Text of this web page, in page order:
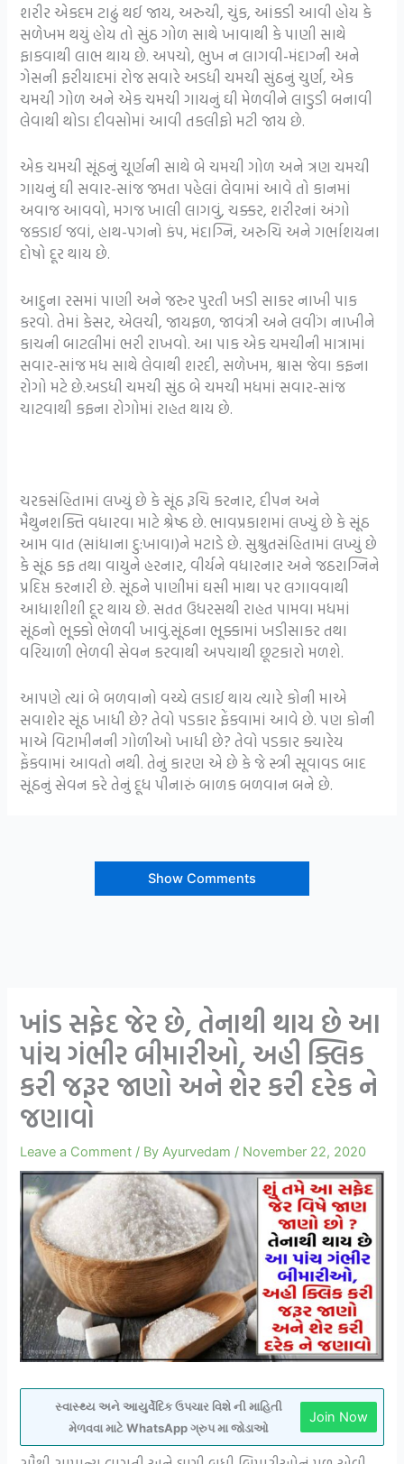
શરીર એકદમ ટાઢું થઈ જાય, અરુચી, ચુંક, આંકડી આવી હોય કે
સળેખમ થયું હોય તો સુંઠ ગોળ સાથે ખાવાથી કે પાણી સાથે
ફાકવાથી લાભ થાય છે. અપચો, ભુખ ન લાગવી-મંદાગ્ની અને
ગેસની ફરીયાદમાં રોજ સવારે અડધી ચમચી સુંઠનું ચુર્ણ, એક
ચમચી ગોળ અને એક ચમચી ગાયનું ઘી મેળવીને લાડુડી બનાવી
લેવાથી થોડા દીવસોમાં આવી તકલીફો મટી જાય છે.
એક ચમચી સૂંઠનું ચૂર્ણની સાથે બે ચમચી ગોળ અને ત્રણ ચમચી
ગાયનું ઘી સવાર-સાંજ જમતા પહેલાં લેવામાં આવે તો કાનમાં
અવાજ આવવો, મગજ ખાલી લાગવું, ચક્કર, શરીરનાં અંગો
જકડાઈ જવાં, હાથ-પગનો કંપ, મંદાગ્નિ, અરુચિ અને ગર્ભાશયના
દોષો દૂર થાય છે.
આદુના રસમાં પાણી અને જરુર પુરતી ખડી સાકર નાખી પાક
કરવો. તેમાં કેસર, એલચી, જાયફળ, જાવંત્રી અને લવીંગ નાખીને
કાચની બાટલીમાં ભરી રાખવો. આ પાક એક ચમચીની માત્રામાં
સવાર-સાંજ મધ સાથે લેવાથી શરદી, સળેખમ, શ્વાસ જેવા કફના
રોગો મટે છે.અડધી ચમચી સુંઠ બે ચમચી મધમાં સવાર-સાંજ
ચાટવાથી કફના રોગોમાં રાહત થાય છે.
ચરકસંહિતામાં લખ્યું છે કે સૂંઠ રૂચિ કરનાર, દીપન અને
મૈથુનશક્તિ વધારવા માટે શ્રેષ્ઠ છે. ભાવપ્રકાશમાં લખ્યું છે કે સૂંઠ
આમ વાત (સાંધાના દુ:ખાવા)ને મટાડે છે. સુશ્રુતસંહિતામાં લખ્યું છે
કે સૂંઠ કફ તથા વાયુને હરનાર, વીર્યને વધારનાર અને જઠરાગ્નિને
પ્રદિપ્ત કરનારી છે. સૂંઠને પાણીમાં ઘસી માથા પર લગાવવાથી
આધાશીશી દૂર થાય છે. સતત ઉધરસથી રાહત પામવા મધમાં
સૂંઠનો ભૂક્કો ભેળવી ખાવું.સૂંઠના ભૂક્કામાં ખડીસાકર તથા
વરિયાળી ભેળવી સેવન કરવાથી અપચાથી છૂટકારો મળશે.
આપણે ત્યાં બે બળવાનો વચ્ચે લડાઈ થાય ત્યારે કોની માએ
સવાશેર સૂંઠ ખાધી છે? તેવો પડકાર ફેંકવામાં આવે છે. પણ કોની
માએ વિટામીનની ગોળીઓ ખાધી છે? તેવો પડકાર ક્યારેય
ફેંકવામાં આવતો નથી. તેનું કારણ એ છે કે જે સ્ત્રી સૂવાવડ બાદ
સૂંઠનું સેવન કરે તેનું દૂધ પીનારું બાળક બળવાન બને છે.
Show Comments
ખાંડ સફેદ જેર છે, તેનાથી થાય છે આ
પાંચ ગંભીર બીમારીઓ, અહી ક્લિક
કરી જરૂર જાણો અને શેર કરી દરેક ને
જણાવો
Leave a Comment / ByAyurvedam / November 22, 2020
સ્વાસ્થ્ય અને આયુર્વેદિક ઉપચાર વિશે ની માહિતી
મેળવવા માટે WhatsApp ગ્રુપ મા જોડાઓ
Join Now